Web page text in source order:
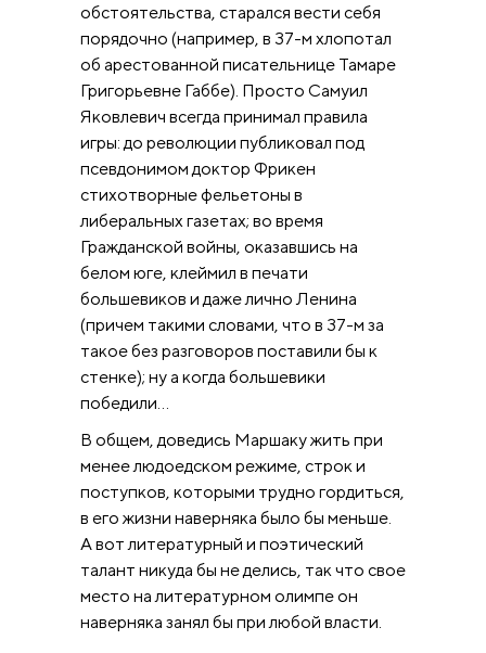
обстоятельства, старался вести себя
порядочно (например, в 37-м хлопотал
об арестованной писательнице Тамаре
Григорьевне Габбе). Просто Самуил
Яковлевич всегда принимал правила
игры: до революции публиковал под
псевдонимом доктор Фрикен
стихотворные фельетоны в
либеральных газетах; во время
Гражданской войны, оказавшись на
белом юге, клеймил в печати
большевиков и даже лично Ленина
(причем такими словами, что в 37-м за
такое без разговоров поставили бы к
стенке); ну а когда большевики
победили…
В общем, доведись Маршаку жить при
менее людоедском режиме, строк и
поступков, которыми трудно гордиться,
в его жизни наверняка было бы меньше.
А вот литературный и поэтический
талант никуда бы не делись, так что свое
место на литературном олимпе он
наверняка занял бы при любой власти.